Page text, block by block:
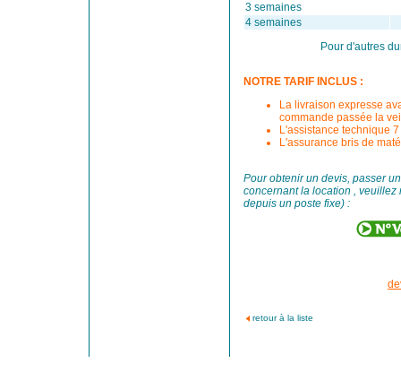
3 semaines
4 semaines
Pour d'autres
NOTRE TARIF INCLUS :
La livraison expresse
commande passée la
L'assistance technique
L'assurance bris de
Pour obtenir un devis, passer
concernant la location ,
depuis un poste fixe) :
retour à la liste